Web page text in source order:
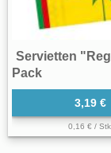
Servietten
Pack
3,19 €
0,16 € / Stk.